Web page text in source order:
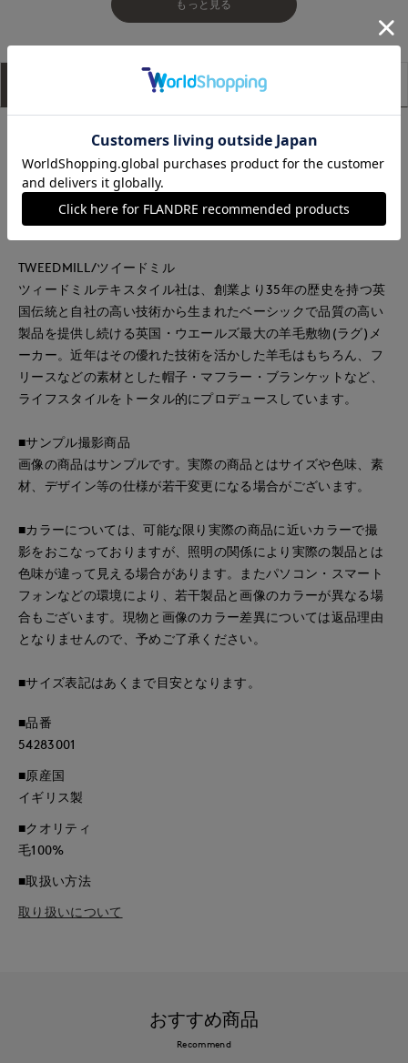
もっと見る
サイズ詳細
ベーシックなデザインが人気の、TWEED MILL定番の大判スト
ール。秋冬のコーディネートに映えるシックな色味が魅力のア
イテムです。アレンジが効く大きめのサイズ感で、マルチに使
える便利な一枚。マフラーとして首や肩にかけたり巻いたりす
るのはもちろん、膝掛けとしてもお使い頂けます。
TWEEDMILL/ツイードミル
ツィードミルテキスタイル社は、創業より35年の歴史を持つ英
国伝統と自社の高い技術から生まれたベーシックで品質の高い
製品を提供し続ける英国・ウエールズ最大の羊毛敷物(ラグ)メ
ーカー。近年はその優れた技術を活かした羊毛はもちろん、フ
リースなどの素材とした帽子・マフラー・ブランケットなど、
ライフスタイルをトータル的にプロデュースしています。
■サンプル撮影商品
画像の商品はサンプルです。実際の商品とはサイズや色味、素
材、デザイン等の仕様が若干変更になる場合がございます。
■カラーについては、可能な限り実際の商品に近いカラーで撮
影をおこなっておりますが、照明の関係により実際の製品とは
色味が違って見える場合があります。またパソコン・スマート
フォンなどの環境により、若干製品と画像のカラーが異なる場
合もございます。現物と画像のカラー差異については返品理由
となりませんので、予めご了承ください。
■サイズ表記はあくまで目安となります。
■品番
54283001
■原産国
イギリス製
■クオリティ
毛100%
■取扱い方法
取り扱いについて
おすすめ商品
Recommend